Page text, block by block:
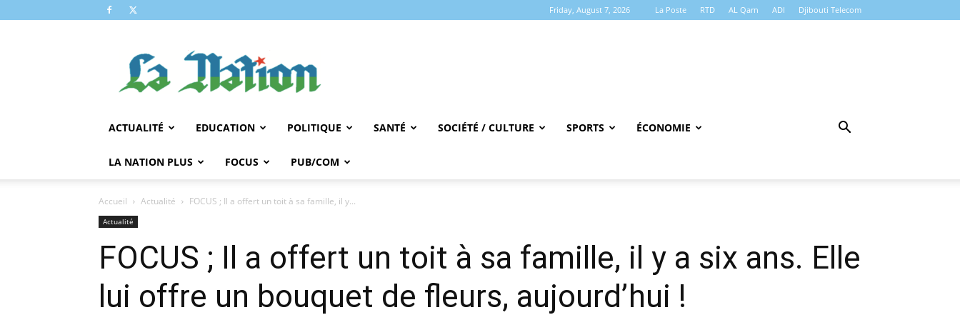
Friday, August 7, 2026 La Poste RTD AL Qarn ADI Djibouti Telecom
NATION
ACTUALITÉ EDUCATION POLITIQUE SANTÉ SOCIÉTÉ / CULTURE SPORTS ÉCONOMIE
LA NATION PLUS FOCUS PUB/COM
Accueil Actualité FOCUS ; Il a offert un toit à sa famille, il y...
Actualité
FOCUS ; Il a offert un toit à sa famille, il y a six ans. Elle
lui offre un bouquet de fleurs, aujourd’hui !